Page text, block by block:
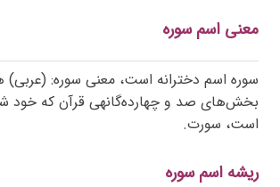
معنی اسم سوره
سوره اسم دخترانه است، معنی سوره: (عربی)
بخش‌های صد و چهارده‌گانهی قرآن که خود
است، سورت.
ریشه اسم سوره